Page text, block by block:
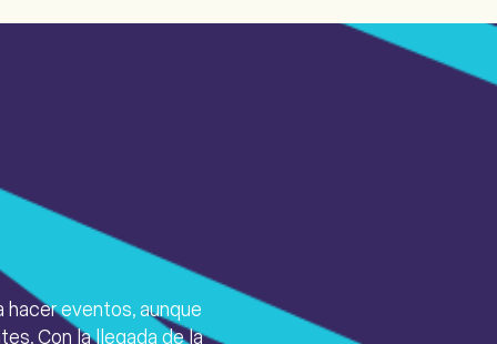
eventos, aunque
Con la llegada de la